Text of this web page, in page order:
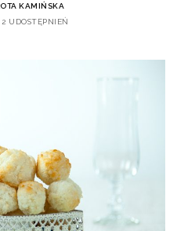
KAMIŃSKA
2 UDOSTĘPNIEŃ